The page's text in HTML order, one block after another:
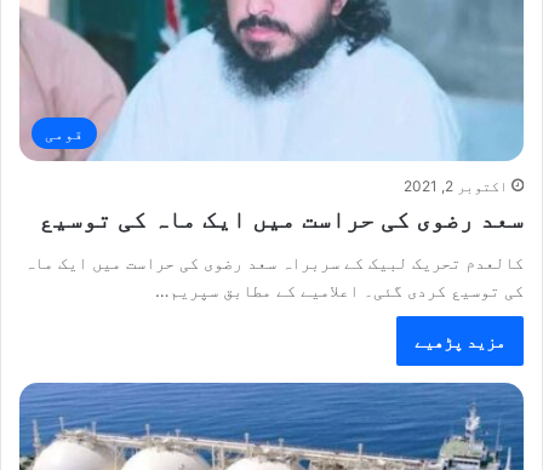
قومی
اکتوبر 2, 2021
سعد رضوی کی حراست میں ایک ماہ کی توسیع
کالعدم تحریک لبیک کے سربراہ سعد رضوی کی حراست میں ایک ماہ
کی توسیع کردی گئی۔ اعلامیے کے مطابق سپریم…
مزید پڑھیے